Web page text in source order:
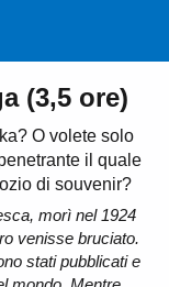
(3,5 ore)
O volete solo
il quale
di souvenir?
morì nel 1924
venisse bruciato.
stati pubblicati e